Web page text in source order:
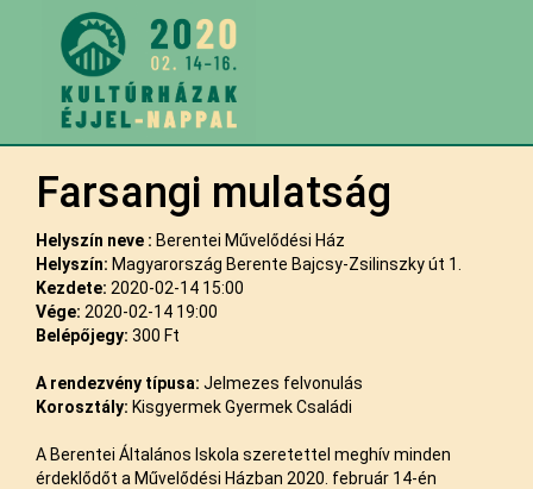
Farsangi mulatság
Helyszín neve : Berentei Művelődési Ház
Helyszín: Magyarország Berente Bajcsy-Zsilinszky út 1.
Kezdete: 2020-02-14 15:00
Vége: 2020-02-14 19:00
Belépőjegy: 300 Ft
A rendezvény típusa: Jelmezes felvonulás
Korosztály: Kisgyermek Gyermek Családi
A Berentei Általános Iskola szeretettel meghív minden
érdeklődőt a Művelődési Házban 2020. február 14-én